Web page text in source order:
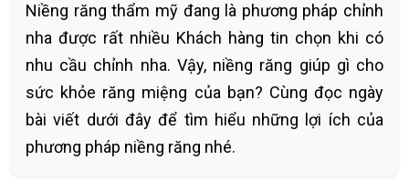
Niềng răng thẩm mỹ đang là phương pháp chỉnh
nha được rất nhiều Khách hàng tin chọn khi có
nhu cầu chỉnh nha. Vậy, niềng răng giúp gì cho
sức khỏe răng miệng của bạn? Cùng đọc ngày
bài viết dưới đây để tìm hiểu những lợi ích của
phương pháp niềng răng nhé.